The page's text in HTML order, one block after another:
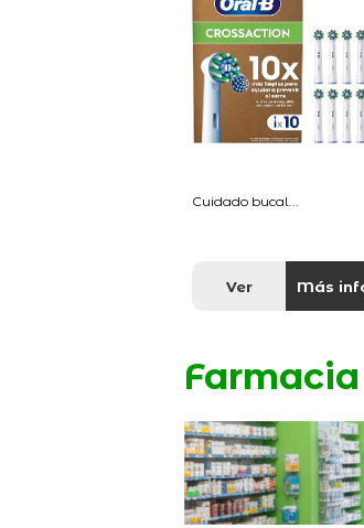
Cuidado bucal...
Ver Más